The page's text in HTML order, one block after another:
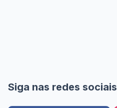
Siga nas redes sociais